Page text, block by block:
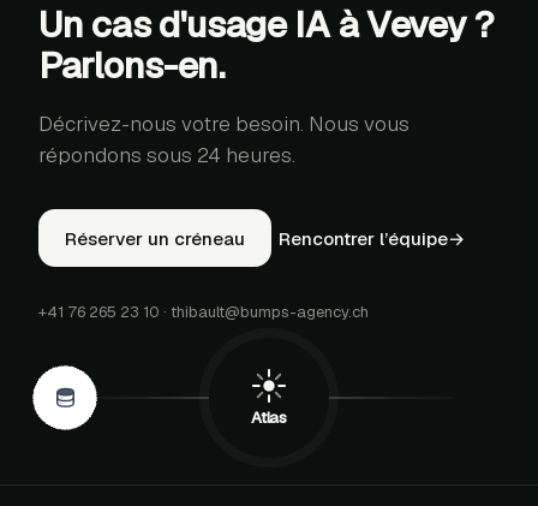
Un cas d'usage IA à Vevey ?
Parlons-en.
Décrivez-nous votre besoin. Nous vous
répondons sous 24 heures.
Réserver un créneau Rencontrer l’équipe→
+41 76 265 23 10 · thibault@bumps-agency.ch
Atlas
SPDF